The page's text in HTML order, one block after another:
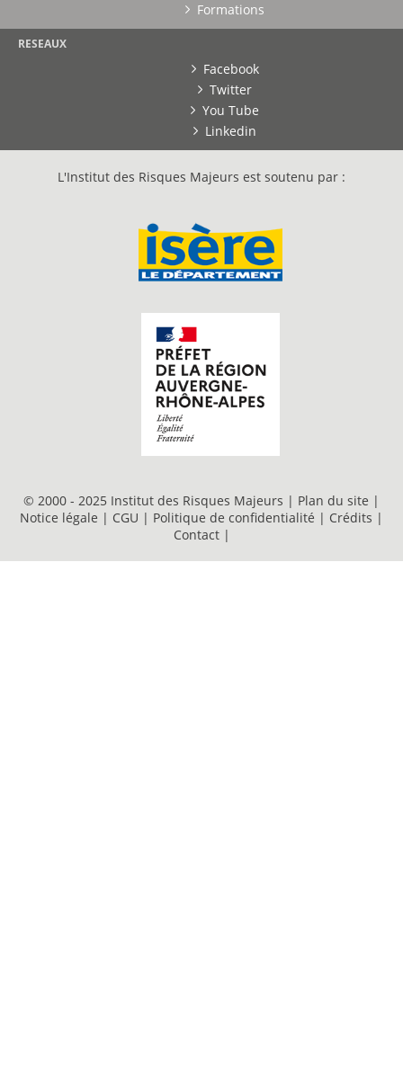
Formations
RESEAUX
Facebook
Twitter
You Tube
Linkedin
L'Institut des Risques Majeurs est soutenu par :
© 2000 - 2025 Institut des Risques Majeurs | Plan du site |
Notice légale | CGU | Politique de confidentialité | Crédits |
Contact |